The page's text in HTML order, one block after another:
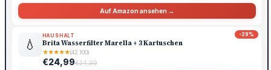
Auf Amazon ansehen →
-29%
💧
HAUSHALT
Brita Wasserfilter Marella + 3 Kartuschen
★★★★★(42.100)
€24,99€34,99